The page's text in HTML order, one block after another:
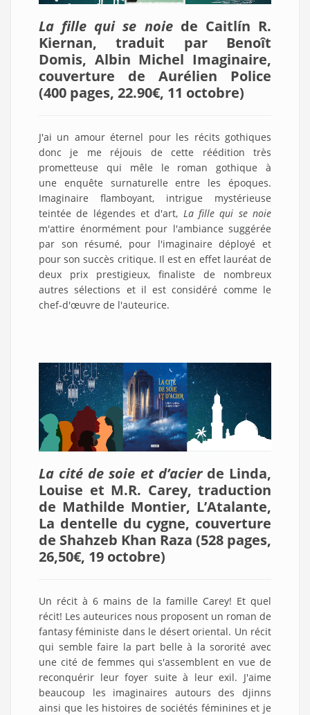
La fille qui se noiede Caitlín R.
Kiernan, traduit par Benoît
Domis, Albin Michel Imaginaire,
couverture de Aurélien Police
(400 pages, 22.90€, 11 octobre)
J'ai un amour éternel pour les récits gothiques
donc je me réjouis de cette réédition très
prometteuse qui mêle le roman gothique à
une enquête surnaturelle entre les époques.
Imaginaire flamboyant, intrigue mystérieuse
teintée de légendes et d'art, La fille qui se noie
m'attire énormément pour l'ambiance suggérée
par son résumé, pour l'imaginaire déployé et
pour son succès critique. Il est en effet lauréat de
deux prix prestigieux, finaliste de nombreux
autres sélections et il est considéré comme le
chef-d'œuvre de l'auteurice.
La cité de soie et d’acierde Linda,
Louise et M.R. Carey, traduction
de Mathilde Montier, L’Atalante,
La dentelle du cygne, couverture
de Shahzeb Khan Raza (528 pages,
26,50€, 19 octobre)
Un récit à 6 mains de la famille Carey! Et quel
récit! Les auteurices nous proposent un roman de
fantasy féministe dans le désert oriental. Un récit
qui semble faire la part belle à la sororité avec
une cité de femmes qui s'assemblent en vue de
reconquérir leur foyer suite à leur exil. J'aime
beaucoup les imaginaires autours des djinns
ainsi que les histoires de sociétés féminines et je